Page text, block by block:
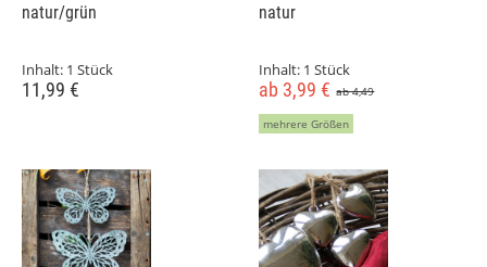
natur/grün
Inhalt: 1 Stück
11,99 €
natur
Inhalt: 1 Stück
ab 4,49
ab 3,99 €
mehrere Größen